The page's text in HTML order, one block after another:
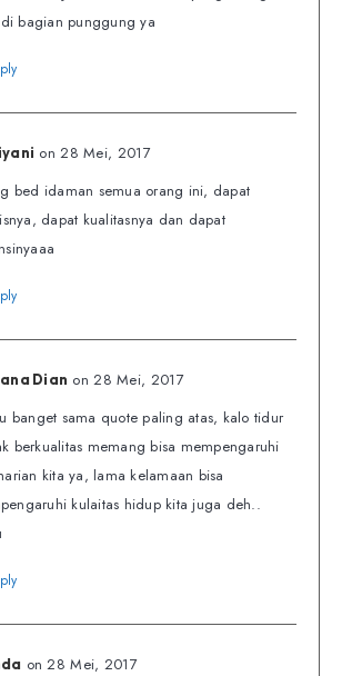
bagian punggung ya
on 28 Mei, 2017
bed idaman semua orang ini, dapat
dapat kualitasnya dan dapat
Dian on 28 Mei, 2017
banget sama quote paling atas, kalo tidur
berkualitas memang bisa mempengaruhi
kita ya, lama kelamaan bisa
kulaitas hidup kita juga deh..
on 28 Mei, 2017